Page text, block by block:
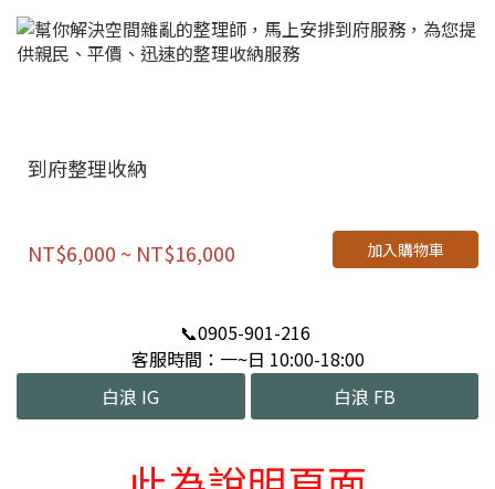
到府整理收納
NT$6,000 ~ NT$16,000 加入購物車
📞0905-901-216
客服時間： 一~日 10:00-18:00
白浪 IG
白浪 FB